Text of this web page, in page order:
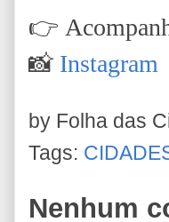
👉
📸 Instagram
by Folha das
Tags:
Nenhum